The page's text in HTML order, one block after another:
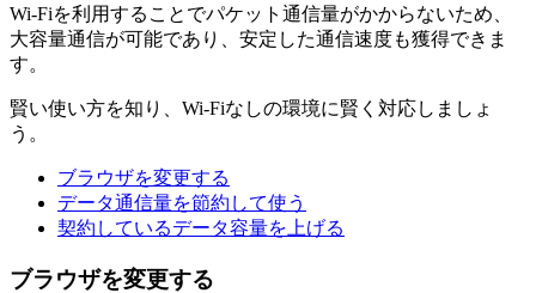
Wi-Fiを利用することでパケット通信量がかからないため、
大容量通信が可能であり、安定した通信速度も獲得できま
す。
賢い使い方を知り、Wi-Fiなしの環境に賢く対応しましょ
う。
ブラウザを変更する
データ通信量を節約して使う
契約しているデータ容量を上げる
ブラウザを変更する